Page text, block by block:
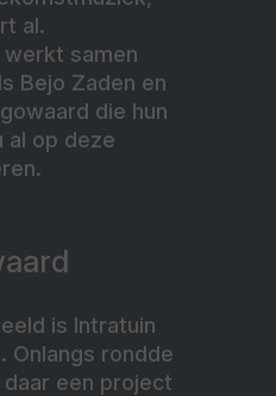
al.
samen
Bejo Zaden en
die hun
al op deze
is Intratuin
Onlangs rondde
een project